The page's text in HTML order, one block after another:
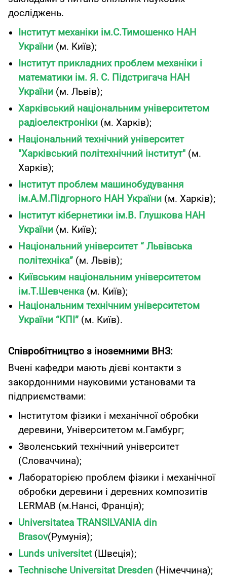
досліджень.
Інститут механіки ім.С.Тимошенко НАН
України (м. Київ);
Інститут прикладних проблем механіки і
математики ім. Я. С. Підстригача НАН
України (м. Львів);
Харківський національним університетом
радіоелектроніки (м. Харків);
Нацiональний технiчний унiверситет
"Харкiвський полiтехнiчний iнститут" (м.
Харків);
Інститут проблем машинобудування
ім.А.М.Підгорного НАН України (м. Харків);
Інститут кібернетики ім.В. Глушкова НАН
України (м. Київ);
Національний університет “ Львівська
політехніка” (м. Львів);
Київським національним університетом
ім.Т.Шевченка (м. Київ);
Національним технічним університетом
України “КПІ” (м. Київ).
Співробітництво з іноземними ВНЗ:
Вчені кафедри мають дієві контакти з
закордонними науковими установами та
підприємствами:
Інститутом фізики і механічної обробки
деревини, Університетом м.Гамбург;
Зволенський технічний університет
(Словаччина);
Лабораторією проблем фізики і механічної
обробки деревини і деревних композитів
LERMAB (м.Нансі, Франція);
Universitatea TRANSILVANIA din
Brasov(Румунія);
Lunds universitet(Швеція);
Technische Universitat Dresden (Німеччина);